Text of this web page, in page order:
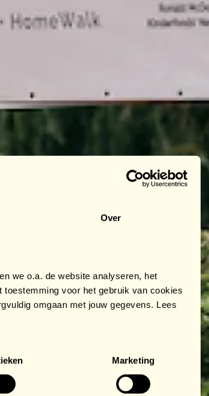
Over
we o.a. de website analyseren, het
voor het gebruik van cookies
omgaan met jouw gegevens. Lees
Marketing